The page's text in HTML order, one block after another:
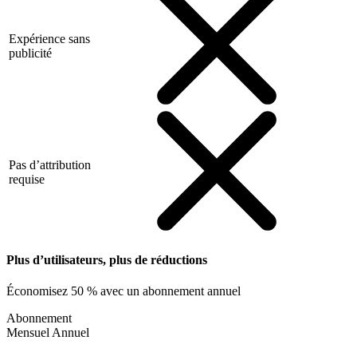
Expérience sans
publicité
Pas d’attribution
requise
Plus d’utilisateurs, plus de réductions
Économisez 50 % avec un abonnement annuel
Abonnement
Mensuel Annuel